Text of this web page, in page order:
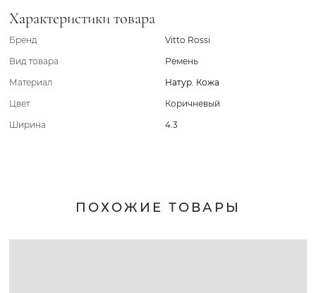
Характеристики товара
Бренд
Vitto Rossi
Вид товара
Ремень
Материал
Натур. Кожа
Цвет
Коричневый
Ширина
4.3
ПОХОЖИЕ ТОВАРЫ